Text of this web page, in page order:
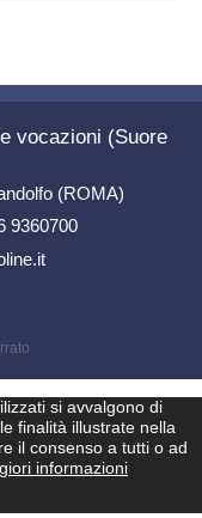
vocazioni (Suore
(ROMA)
9360700
si avvalgono di
finalità illustrate nella
il consenso a tutti o ad
informazioni